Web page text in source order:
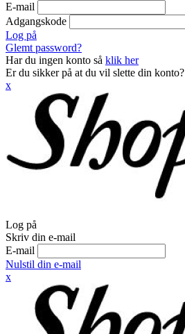
E-mail
Adgangskode
Log på
Glemt password?
Har du ingen konto så klik her
Er du sikker på at du vil slette din konto?
x
Log på
Skriv din e-mail
E-mail
Nulstil din e-mail
x